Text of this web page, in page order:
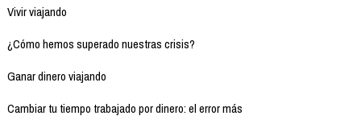
Vivir viajando
¿Cómo hemos superado nuestras crisis?
Ganar dinero viajando
Cambiar tu tiempo trabajado por dinero: el error más